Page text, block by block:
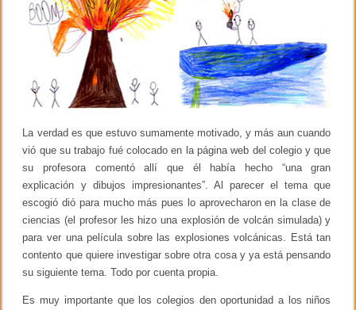
l
o
…
La verdad es que estuvo sumamente motivado, y más aun cuando
vió que su trabajo fué colocado en la página web del colegio y que
su profesora comentó allí que él había hecho “una gran
explicación y dibujos impresionantes”. Al parecer el tema que
escogió dió para mucho más pues lo aprovecharon en la clase de
ciencias (el profesor les hizo una explosión de volcán simulada) y
para ver una película sobre las explosiones volcánicas. Está tan
contento que quiere investigar sobre otra cosa y ya está pensando
su siguiente tema. Todo por cuenta propia.
Es muy importante que los colegios den oportunidad a los niños